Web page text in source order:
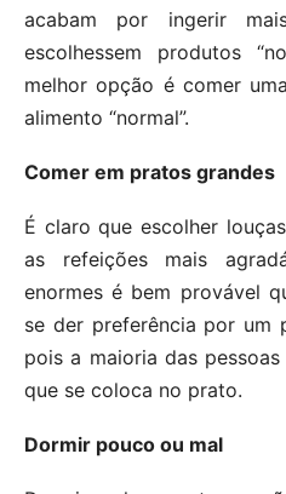
acabam por ingerir
escolhessem produtos
melhor opção é comer
alimento “normal”.
Comer em pratos grandes
É claro que escolher
as refeições mais
enormes é bem provável
se der preferência por um
pois a maioria das
que se coloca no prato.
Dormir pouco ou mal